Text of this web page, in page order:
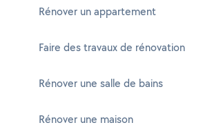
Rénover un appartement
Faire des travaux de rénovation
Rénover une salle de bains
Rénover une maison